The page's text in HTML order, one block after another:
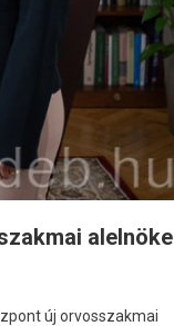
alelnöke
új orvosszakmai